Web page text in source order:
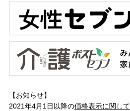
【お知らせ】
2021年4月1日以降の価格表示に関して